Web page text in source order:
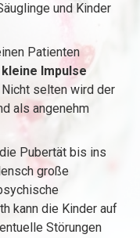
und Kinder
Patienten
kleine Impulse
Nicht selten wird der
als angenehm
Pubertät bis ins
große
kann die Kinder auf
Störungen